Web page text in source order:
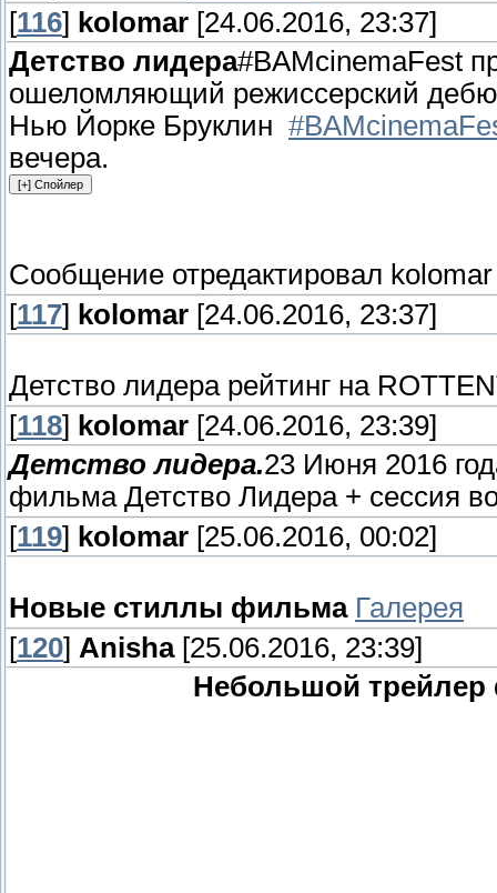
[116] kolomar [24.06.2016, 23:37]
Детство лидера#BAMcinemaFest
ошеломляющий режиссерский
Нью Йорке Бруклин
вечера.
Сообщение отредактировал kolomar
[117] kolomar [24.06.2016, 23:37]
Детство лидера рейтинг на
[118] kolomar [24.06.2016, 23:39]
Детство лидера.23 Июня 2016
фильма Детство Лидера + сессия
[119] kolomar [25.06.2016, 00:02]
Новые стиллы фильма Галерея
[120] Anisha[25.06.2016, 23:39]
Небольшой